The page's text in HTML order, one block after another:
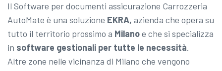
Il Software per documenti assicurazione Carrozzeria
AutoMate è una soluzione EKRA, azienda che opera su
tutto il territorio prossimo a Milanoe che si specializza
in software gestionali per tutte le necessità.
Altre zone nelle vicinanza di Milano che vengono